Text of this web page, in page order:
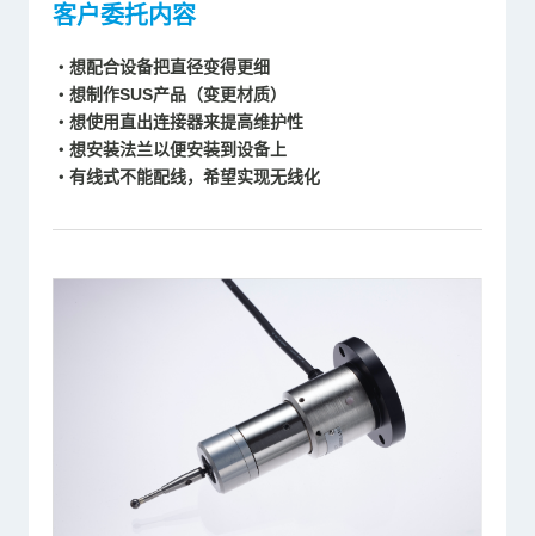
客户委托内容
・想配合设备把直径变得更细
・想制作SUS产品（变更材质）
・想使用直出连接器来提高维护性
・想安装法兰以便安装到设备上
・有线式不能配线，希望实现无线化